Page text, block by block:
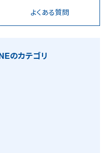
よくある質問
のカテゴリ